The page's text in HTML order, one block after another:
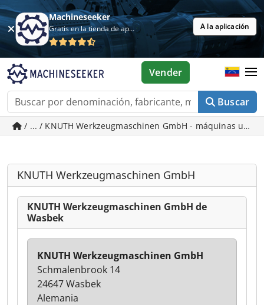
Machineseeker
Gratis en la tienda de aplicaciones A la aplicación
Buscar
Vender
/ ... / KNUTH Werkzeugmaschinen GmbH - máquinas
KNUTH Werkzeugmaschinen GmbH
KNUTH Werkzeugmaschinen GmbH de
Wasbek
KNUTH Werkzeugmaschinen GmbH
Schmalenbrook 14
24647 Wasbek
Alemania